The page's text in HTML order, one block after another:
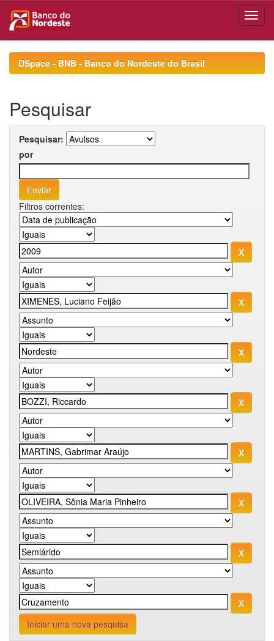
navigationDSpace - BNB - Banco do Nordeste do Brasil
Pesquisar
Pesquisar:
por
Filtros correntes:
Iniciar uma nova pesquisa